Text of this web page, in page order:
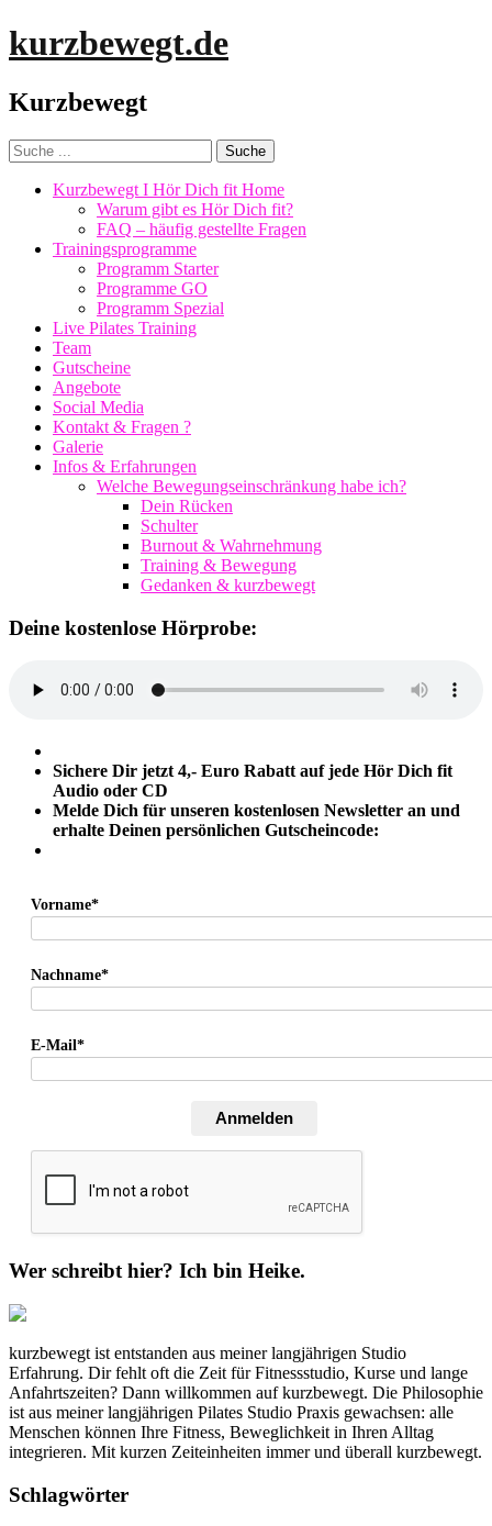
kurzbewegt.de
Kurzbewegt
Kurzbewegt I Hör Dich fit Home
Warum gibt es Hör Dich fit?
FAQ – häufig gestellte Fragen
Trainingsprogramme
Programm Starter
Programme GO
Programm Spezial
Live Pilates Training
Team
Gutscheine
Angebote
Social Media
Kontakt & Fragen ?
Galerie
Infos & Erfahrungen
Welche Bewegungseinschränkung habe ich?
Dein Rücken
Schulter
Burnout & Wahrnehmung
Training & Bewegung
Gedanken & kurzbewegt
Deine kostenlose Hörprobe:
Sichere Dir jetzt 4,- Euro Rabatt auf jede Hör Dich fit
Audio oder CD
Melde Dich für unseren kostenlosen Newsletter an und
erhalte Deinen persönlichen Gutscheincode:
Vorname*
Nachname*
E-Mail*
Anmelden
Wer schreibt hier? Ich bin Heike.
kurzbewegt ist entstanden aus meiner langjährigen Studio
Erfahrung. Dir fehlt oft die Zeit für Fitnessstudio, Kurse und lange
Anfahrtszeiten? Dann willkommen auf kurzbewegt. Die Philosophie
ist aus meiner langjährigen Pilates Studio Praxis gewachsen: alle
Menschen können Ihre Fitness, Beweglichkeit in Ihren Alltag
integrieren. Mit kurzen Zeiteinheiten immer und überall kurzbewegt.
Schlagwörter